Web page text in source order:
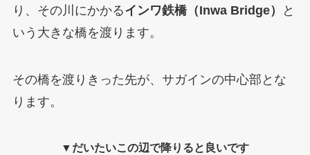
り、その川にかかるインワ鉄橋（Inwa Bridge）
と
いう大きな橋を渡ります。
その橋を渡りきった先が、サガインの中心部とな
ります。
▼だいたいこの辺で降りると良いです